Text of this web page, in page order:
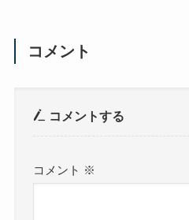
コメント
コメントする
コメント ※